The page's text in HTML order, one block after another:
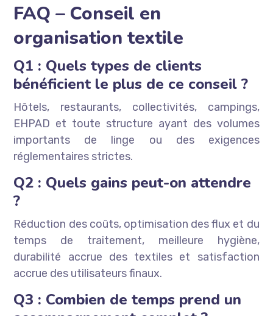
FAQ – Conseil en
organisation textile
Q1 : Quels types de clients
bénéficient le plus de ce conseil ?
Hôtels, restaurants, collectivités, campings,
EHPAD et toute structure ayant des volumes
importants de linge ou des exigences
réglementaires strictes.
Q2 : Quels gains peut-on attendre
?
Réduction des coûts, optimisation des flux et du
temps de traitement, meilleure hygiène,
durabilité accrue des textiles et satisfaction
accrue des utilisateurs finaux.
Q3 : Combien de temps prend un